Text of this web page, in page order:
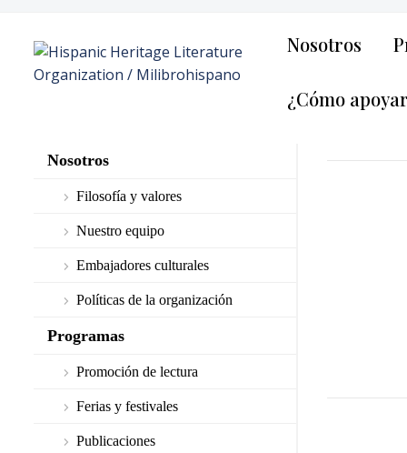
Nosotros
¿Cómo
Nosotros
Filosofía y valores
Nuestro equipo
Embajadores culturales
Políticas de la organización
Programas
Promoción de lectura
Ferias y festivales
Publicaciones